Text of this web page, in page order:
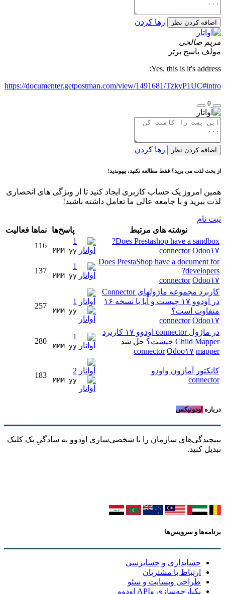
اضافه کردن نظر رها کردن
مریم صالحی
مولف پاسخ برتر
Yes, this is it's address:
https://documenter.getpostman.com/view/1491681/TzkyP1UC#intro
0
اضافه کردن نظر رها کردن
از بحث لذت می برید؟ فقط مطالعه نکنید، بپیوندید!
همین امروز یک حساب کاربری ایجاد کنید تا از ویژگی های انحصاری
لذت ببرید و با جامعه عالی ما تعامل داشته باشید!
ثبت نام
نوشته های مرتبط
پاسخ‌ها نماها فعالیت
Does Prestashop have a sandbox?
connector Odoo۱۷
1
MMM yy
116
Does PrestaShop have a document for
developers?
connector Odoo۱۷
1
MMM yy
137
کاربرد مجموعه ماژولهای Connector
در اودوو ۱۷ چیست و آیا با نسخه ۱۶
متفاوت است؟
connector Odoo۱۷
1
MMM yy
257
در ماژول connector اودوو ۱۷ کاربرد
Child Mapper چیست؟
حل شد
connector Odoo۱۷ mapper
1
MMM yy
280
کانکتور آمازون واودو
connector
2
MMM yy
183
درباره اودونیکس
بپیچیدگی‌های سازمان را با شخصی‌سازی اودوو به سادگیِ یک کلیک
تبدیل کنید.
برنامه‌ها و سرویس‌ها
حسابداری و حسابرسی
ارتباط با مشتریان
طراحی وبسایت و سئو
یکپارچه‌سازی وAPI اودوو